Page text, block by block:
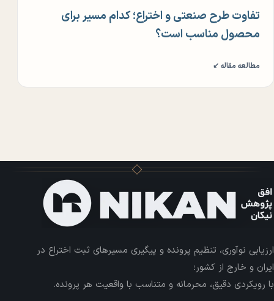
تفاوت طرح صنعتی و اختراع؛ کدام مسیر برای
محصول مناسب است؟
مطالعه مقاله ↙
ارزیابی نوآوری، تنظیم پرونده و پیگیری مسیرهای ثبت اختراع در
ایران و خارج از کشور؛
با رویکردی دقیق، محرمانه و متناسب با واقعیت هر پرونده.